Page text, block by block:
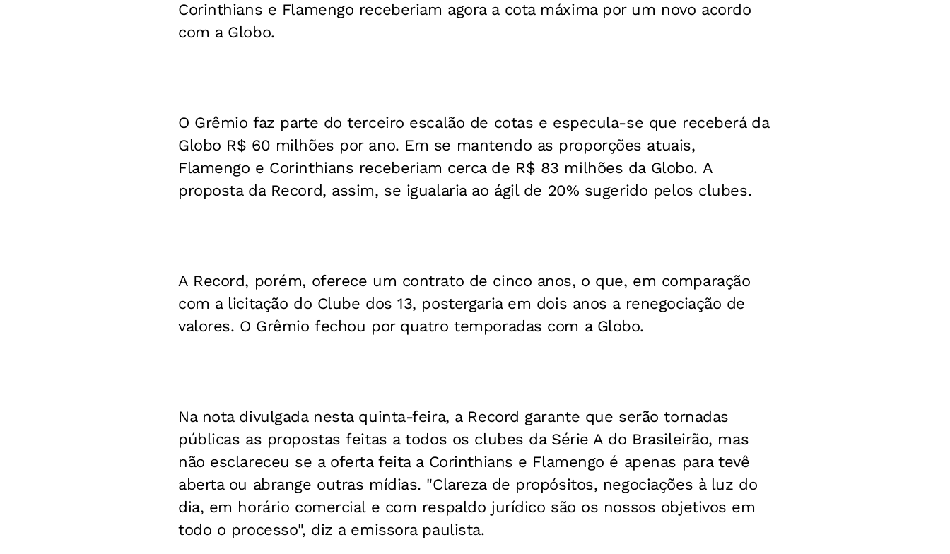
Corinthians e Flamengo receberiam agora a cota máxima por um novo acordo
com a Globo.
O Grêmio faz parte do terceiro escalão de cotas e especula-se que receberá da
Globo R$ 60 milhões por ano. Em se mantendo as proporções atuais,
Flamengo e Corinthians receberiam cerca de R$ 83 milhões da Globo. A
proposta da Record, assim, se igualaria ao ágil de 20% sugerido pelos clubes.
A Record, porém, oferece um contrato de cinco anos, o que, em comparação
com a licitação do Clube dos 13, postergaria em dois anos a renegociação de
valores. O Grêmio fechou por quatro temporadas com a Globo.
Na nota divulgada nesta quinta-feira, a Record garante que serão tornadas
públicas as propostas feitas a todos os clubes da Série A do Brasileirão, mas
não esclareceu se a oferta feita a Corinthians e Flamengo é apenas para tevê
aberta ou abrange outras mídias. "Clareza de propósitos, negociações à luz do
dia, em horário comercial e com respaldo jurídico são os nossos objetivos em
todo o processo", diz a emissora paulista.